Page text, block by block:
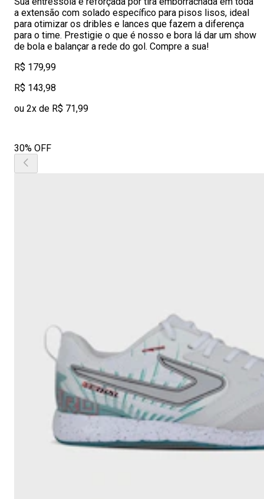
a extensão com solado específico para pisos lisos, ideal
para otimizar os dribles e lances que fazem a diferença
para o time. Prestigie o que é nosso e bora lá dar um show
de bola e balançar a rede do gol. Compre a sua!
R$ 179,99
R$ 143,98
ou 2x de R$ 71,99
30% OFF